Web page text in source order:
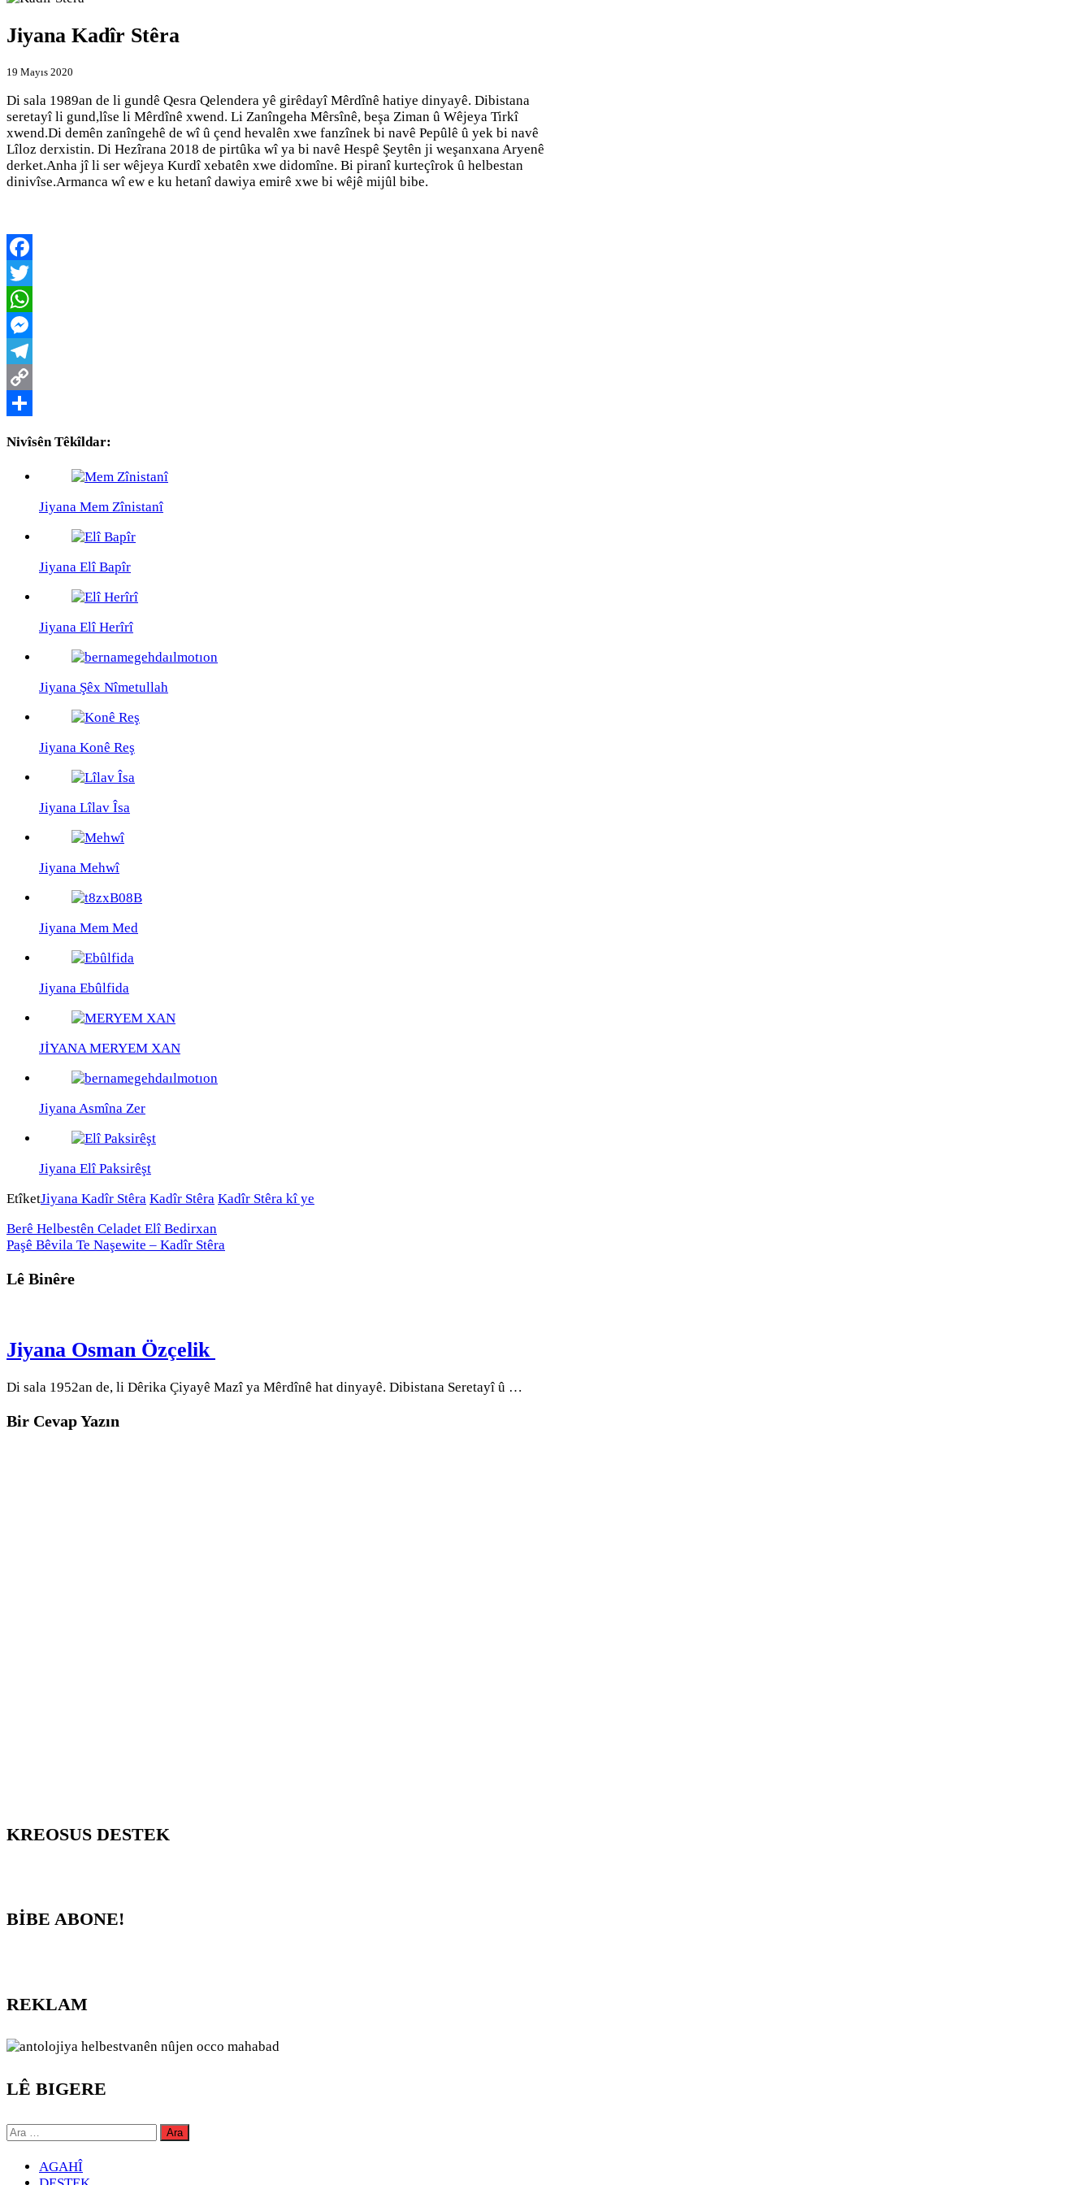
Jiyana Kadîr Stêra
19 Mayıs 2020
Di sala 1989an de li gundê Qesra Qelendera yê girêdayî Mêrdînê hatiye dinyayê. Dibistana
seretayî li gund,lîse li Mêrdînê xwend. Li Zanîngeha Mêrsînê, beşa Ziman û Wêjeya Tirkî
xwend.Di demên zanîngehê de wî û çend hevalên xwe fanzînek bi navê Pepûlê û yek bi navê
Lîloz derxistin. Di Hezîrana 2018 de pirtûka wî ya bi navê Hespê Şeytên ji weşanxana Aryenê
derket.Anha jî li ser wêjeya Kurdî xebatên xwe didomîne. Bi piranî kurteçîrok û helbestan
dinivîse.Armanca wî ew e ku hetanî dawiya emirê xwe bi wêjê mijûl bibe.
Facebook
Twitter
WhatsApp
Messenger
Telegram
Copy
Nivîsên Têkîldar:
Jiyana Mem Zînistanî
Jiyana Elî Bapîr
Jiyana Elî Herîrî
Jiyana Şêx Nîmetullah
Jiyana Konê Reş
Jiyana Lîlav Îsa
Jiyana Mehwî
Jiyana Mem Med
Jiyana Ebûlfida
JİYANA MERYEM XAN
Jiyana Asmîna Zer
Jiyana Elî Paksirêşt
EtîketJiyana Kadîr Stêra Kadîr Stêra Kadîr Stêra kî ye
Berê Helbestên Celadet Elî Bedirxan
Paşê Bêvila Te Naşewite – Kadîr Stêra
Lê Binêre
Jiyana Osman Özçelik
Di sala 1952an de, li Dêrika Çiyayê Mazî ya Mêrdînê hat dinyayê. Dibistana Seretayî û …
Bir Cevap Yazın
KREOSUS DESTEK
BİBE ABONE!
REKLAM
LÊ BIGERE
Arama:
AGAHÎ